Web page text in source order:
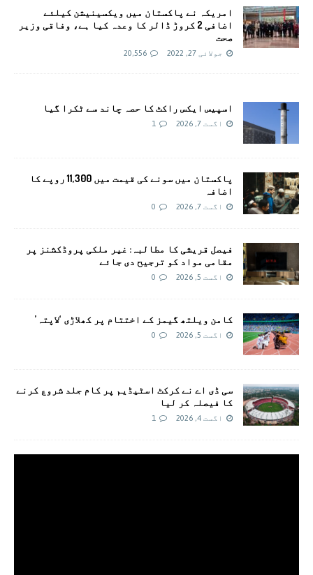
امريکہ نے پاکستان میں ویکسینیشن کیلئے
اضافی 2 کروڑ ڈالر کا وعدہ کیا ہے، وفاقی وزیر
صحت
جولائی 27, 2022 20,556
اسپیس ایکس راکٹ کا حصہ چاند سے ٹکرا گیا
اگست 7, 2026 1
پاکستان میں سونے کی قیمت میں 11,300 روپے کا
اضافہ
اگست 7, 2026 0
فیصل قریشی کا مطالبہ: غیر ملکی پروڈکشنز پر
مقامی مواد کو ترجیح دی جائے
اگست 5, 2026 0
کامن ویلتھ گیمز کے اختتام پر کھلاڑی ‘لاپتہ’
اگست 5, 2026 0
سی ڈی اے نے کرکٹ اسٹیڈیم پر کام جلد شروع کرنے
کا فیصلہ کر لیا
اگست 4, 2026 1